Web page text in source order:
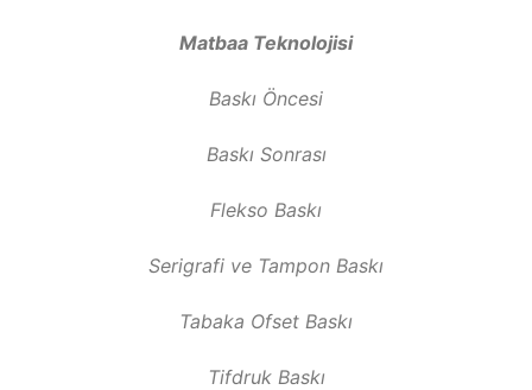
Matbaa Teknolojisi
Baskı Öncesi
Baskı Sonrası
Flekso Baskı
Serigrafi ve Tampon Baskı
Tabaka Ofset Baskı
Tifdruk Baskı